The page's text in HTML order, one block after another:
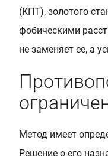
(КПТ), золотого
фобическими
не заменяет ее, а
Метод имеет
Решение о его